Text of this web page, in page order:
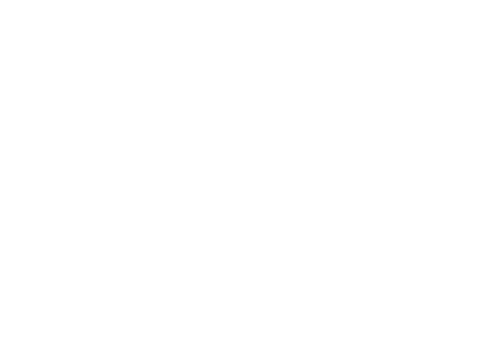
в Новосибирске. Основанная в 1956
первым музыкальным высшим учебным
С 1957 года она носит имя Михаила Ивановича